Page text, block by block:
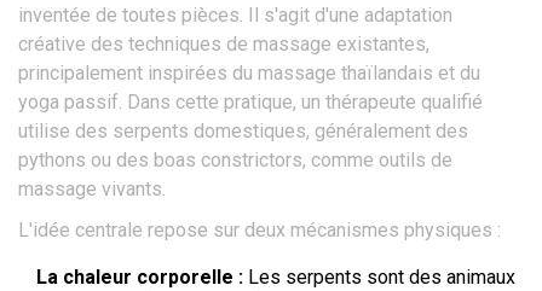
inventée de toutes pièces. Il s'agit d'une adaptation
créative des techniques de massage existantes,
principalement inspirées du massage thaïlandais et du
yoga passif. Dans cette pratique, un thérapeute qualifié
utilise des serpents domestiques, généralement des
pythons ou des boas constrictors, comme outils de
massage vivants.
L'idée centrale repose sur deux mécanismes physiques :
La chaleur corporelle : Les serpents sont des animaux